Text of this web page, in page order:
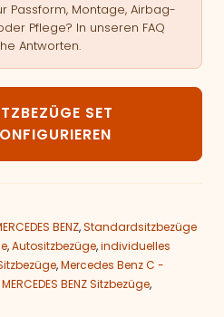
Passform, Montage, Airbag-
Pflege? In unseren FAQ
Antworten.
für Mercedes Benz C -
SET
BENZ,Standardsitzbezüge
,Autositzbezüge,individuelles
,Mercedes Benz C -
MERCEDES BENZ Sitzbezüge,